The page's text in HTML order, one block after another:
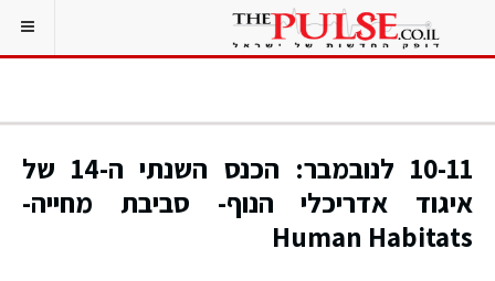
10-11 לנובמבר: הכנס השנתי ה-14 של
איגוד אדריכלי הנוף- סביבת מחייה-
Human Habitats